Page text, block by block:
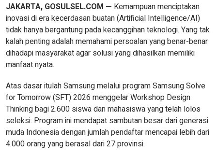
JAKARTA, GOSULSEL.COM — Kemampuan menciptakan
inovasi di era kecerdasan buatan (Artificial Intelligence/AI)
tidak hanya bergantung pada kecanggihan teknologi. Yang tak
kalah penting adalah memahami persoalan yang benar-benar
dihadapi masyarakat agar solusi yang dihasilkan memiliki
manfaat nyata.
Atas dasar itulah Samsung melalui program Samsung Solve
for Tomorrow (SFT) 2026 menggelar Workshop Design
Thinking bagi 2.600 siswa dan mahasiswa yang telah lolos
seleksi. Program ini mendapat sambutan besar dari generasi
muda Indonesia dengan jumlah pendaftar mencapai lebih dari
4.000 orang yang berasal dari 27 provinsi.